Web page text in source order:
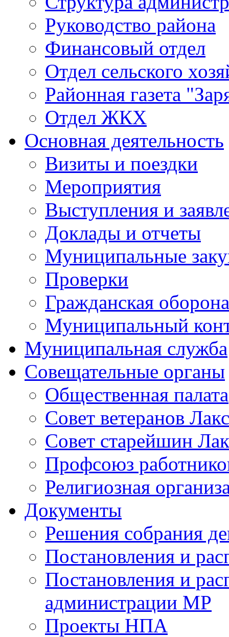
Руководство района
Финансовый отдел
Отдел сельского
Районная газета
Отдел ЖКХ
Основная деятельность
Визиты и поездки
Мероприятия
Выступления и
Доклады и отчеты
Муниципальные
Проверки
Гражданская
Муниципальный
Муниципальная служба
Совещательные органы
Общественная палата
Совет ветеранов
Совет старейшин
Профсоюз
Религиозная
Документы
Решения собрания
Постановления и
Постановления и
администрации МР
Проекты НПА